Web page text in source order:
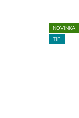
NOVINKA
TIP